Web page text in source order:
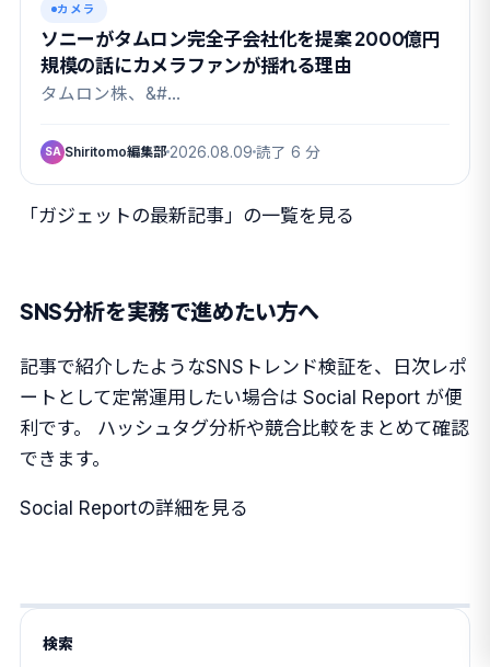
カメラ
ソニーがタムロン完全子会社化を提案 2000億円
規模の話にカメラファンが揺れる理由
タムロン株、&#…
SA Shiritomo編集部 2026.08.09 読了 6 分
「ガジェットの最新記事」の一覧を見る
SNS分析を実務で進めたい方へ
記事で紹介したようなSNSトレンド検証を、日次レポ
ートとして定常運用したい場合は Social Report が便
利です。 ハッシュタグ分析や競合比較をまとめて確認
できます。
Social Reportの詳細を見る
検索